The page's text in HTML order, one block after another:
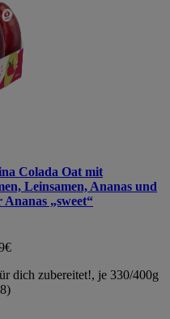
Colada Oat mit
Leinsamen, Ananas und
„sweet“
dich zubereitet!, je 330/400g